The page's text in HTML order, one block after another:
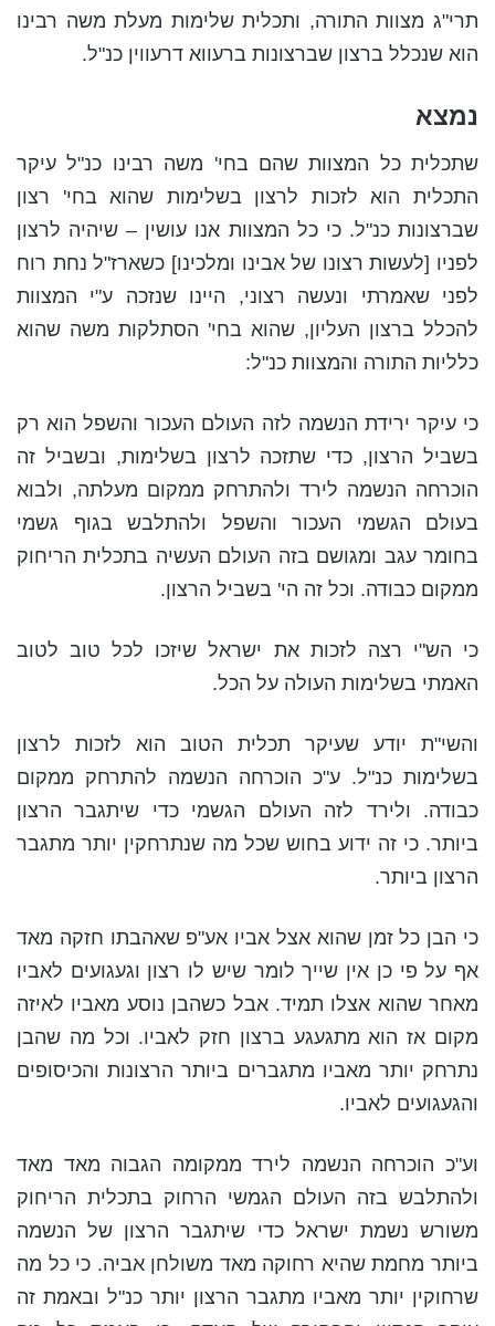
תרי"ג מצוות התורה, ותכלית שלימות מעלת משה רבינו
הוא שנכלל ברצון שברצונות ברעווא דרעווין כנ"ל.
נמצא
שתכלית כל המצוות שהם בחי' משה רבינו כנ"ל עיקר
התכלית הוא לזכות לרצון בשלימות שהוא בחי' רצון
שברצונות כנ"ל. כי כל המצוות אנו עושין – שיהיה לרצון
לפניו [לעשות רצונו של אבינו ומלכינו] כשארז"ל נחת רוח
לפני שאמרתי ונעשה רצוני, היינו שנזכה ע"י המצוות
להכלל ברצון העליון, שהוא בחי' הסתלקות משה שהוא
כלליות התורה והמצוות כנ"ל:
כי עיקר ירידת הנשמה לזה העולם העכור והשפל הוא רק
בשביל הרצון, כדי שתזכה לרצון בשלימות, ובשביל זה
הוכרחה הנשמה לירד ולהתרחק ממקום מעלתה, ולבוא
בעולם הגשמי העכור והשפל ולהתלבש בגוף גשמי
בחומר עגב ומגושם בזה העולם העשיה בתכלית הריחוק
ממקום כבודה. וכל זה הי' בשביל הרצון.
כי הש"י רצה לזכות את ישראל שיזכו לכל טוב לטוב
האמתי בשלימות העולה על הכל.
והשי"ת יודע שעיקר תכלית הטוב הוא לזכות לרצון
בשלימות כנ"ל. ע"כ הוכרחה הנשמה להתרחק ממקום
כבודה. ולירד לזה העולם הגשמי כדי שיתגבר הרצון
ביותר. כי זה ידוע בחוש שכל מה שנתרחקין יותר מתגבר
הרצון ביותר.
כי הבן כל זמן שהוא אצל אביו אע"פ שאהבתו חזקה מאד
אף על פי כן אין שייך לומר שיש לו רצון וגעגועים לאביו
מאחר שהוא אצלו תמיד. אבל כשהבן נוסע מאביו לאיזה
מקום אז הוא מתגעגע ברצון חזק לאביו. וכל מה שהבן
נתרחק יותר מאביו מתגברים ביותר הרצונות והכיסופים
והגעגועים לאביו.
וע"כ הוכרחה הנשמה לירד ממקומה הגבוה מאד מאד
ולהתלבש בזה העולם הגמשי הרחוק בתכלית הריחוק
משורש נשמת ישראל כדי שיתגבר הרצון של הנשמה
ביותר מחמת שהיא רחוקה מאד משולחן אביה. כי כל מה
שרחוקין יותר מאביו מתגבר הרצון יותר כנ"ל ובאמת זה